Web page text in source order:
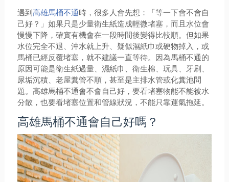
遇到高雄馬桶不通時，很多人會先想：「等一下會不會自
己好？」如果只是少量衛生紙造成輕微堵塞，而且水位會
慢慢下降，確實有機會在一段時間後變得比較順。但如果
水位完全不退、沖水就上升、疑似濕紙巾或硬物掉入，或
馬桶已經反覆堵塞，就不建議一直等待。因為馬桶不通的
原因可能是衛生紙過量、濕紙巾、衛生棉、玩具、牙刷、
尿垢沉積、老屋糞管不順，甚至是主排水管或化糞池問
題。高雄馬桶不通會不會自己好，要看堵塞物能不能被水
分散，也要看堵塞位置和管線狀況，不能只靠運氣拖延。
高雄馬桶不通會自己好嗎？